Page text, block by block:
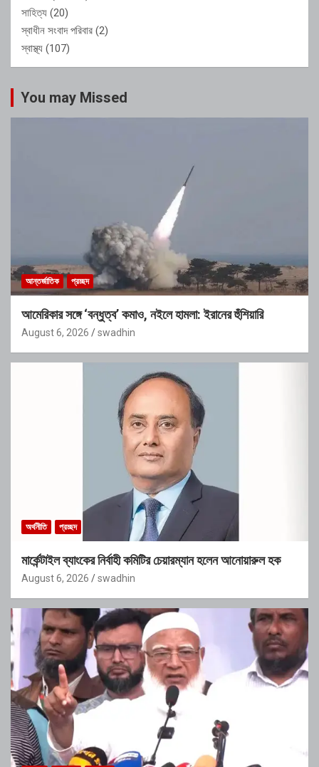
সাহিত্য (20)
স্বাধীন সংবাদ পরিবার (2)
স্বাস্থ্য (107)
You may Missed
আন্তর্জাতিক প্রচ্ছদ
আমেরিকার সঙ্গে ‘বন্ধুত্ব’ কমাও, নইলে হামলা: ইরানের হুঁশিয়ারি
August 6, 2026 swadhin
অর্থনীতি প্রচ্ছদ
মার্কেন্টাইল ব্যাংকের নির্বাহী কমিটির চেয়ারম্যান হলেন আনোয়ারুল হক
August 6, 2026 swadhin